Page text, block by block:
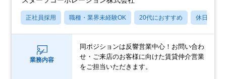
正社員採用 職種・業界未経験OK 20代におすすめ 休日120日
業務内容
同ポジションは反響営業中心！お問い合わ
せ・ご来店のお客様に向けた賃貸仲介営業
をご担当いただきます。